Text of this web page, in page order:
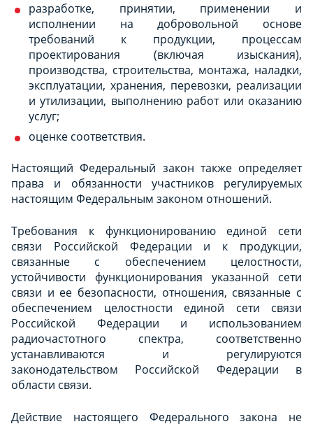
разработке, принятии, применении и
исполнении на добровольной основе
требований к продукции, процессам
проектирования (включая изыскания),
производства, строительства, монтажа, наладки,
эксплуатации, хранения, перевозки, реализации
и утилизации, выполнению работ или оказанию
услуг;
оценке соответствия.
Настоящий Федеральный закон также определяет
права и обязанности участников регулируемых
настоящим Федеральным законом отношений.
Требования к функционированию единой сети
связи Российской Федерации и к продукции,
связанные с обеспечением целостности,
устойчивости функционирования указанной сети
связи и ее безопасности, отношения, связанные с
обеспечением целостности единой сети связи
Российской Федерации и использованием
радиочастотного спектра, соответственно
устанавливаются и регулируются
законодательством Российской Федерации в
области связи.
Действие настоящего Федерального закона не